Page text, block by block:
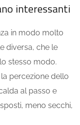
interessanti
in modo molto
diversa, che le
stesso modo.
percezione dello
al passo e
meno secchi,